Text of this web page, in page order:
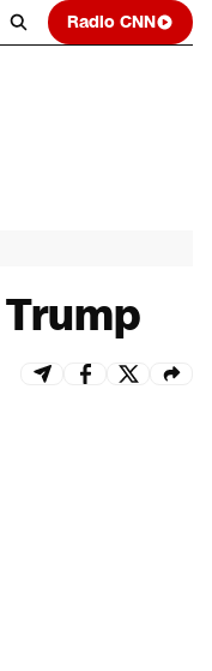
Radio CNN